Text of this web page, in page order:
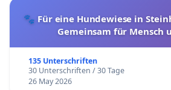
🐾 Für eine Hundewiese in
Gemeinsam für Mensch
135 Unterschriften
30 Unterschriften / 30 Tage
26 May 2026